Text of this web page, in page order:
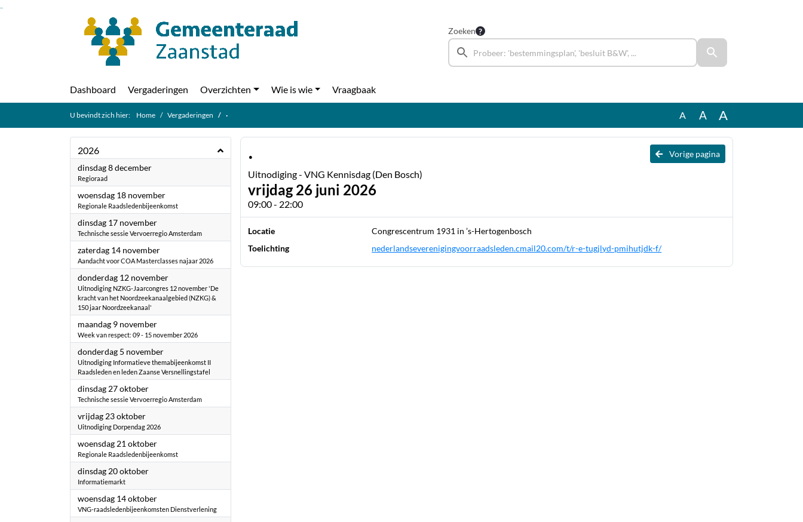
Ga naar de inhoud van deze pagina
Zoeken
Dashboard Vergaderingen Overzichten Wie is wie Vraagbaak
U bevindt zich hier: Home Vergaderingen · A A A
2026
dinsdag 8 december2026
Regioraad
woensdag 18 november2026
Regionale Raadsledenbijeenkomst
dinsdag 17 november2026
Technische sessie Vervoerregio Amsterdam
zaterdag 14 november2026
Aandacht voor COA Masterclasses najaar 2026
donderdag 12 november2026
Uitnodiging NZKG-Jaarcongres 12 november 'De
kracht van het Noordzeekanaalgebied (NZKG) &
150 jaar Noordzeekanaal'
maandag 9 november2026
Week van respect: 09 - 15 november 2026
donderdag 5 november2026
Uitnodiging Informatieve themabijeenkomst II
Raadsleden en leden Zaanse Versnellingstafel
dinsdag 27 oktober2026
Technische sessie Vervoerregio Amsterdam
vrijdag 23 oktober2026
Uitnodiging Dorpendag 2026
woensdag 21 oktober2026
Regionale Raadsledenbijeenkomst
dinsdag 20 oktober2026
Informatiemarkt
woensdag 14 oktober2026
VNG-raadsledenbijeenkomsten Dienstverlening
Vorige pagina
·
Uitnodiging - VNG Kennisdag (Den Bosch)
vrijdag 26 juni 2026
09:00 - 22:00
Locatie
Congrescentrum 1931 in ’s-Hertogenbosch
Toelichting
nederlandseverenigingvoorraadsleden.cmail20.com/t/r-e-tugjlyd-pmihutjdk-f/